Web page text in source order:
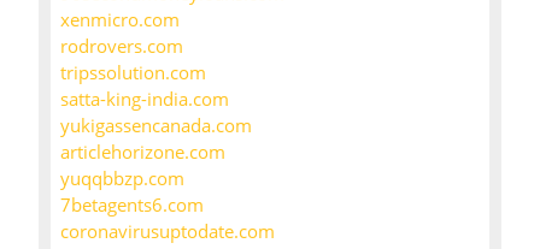
xenmicro.com
rodrovers.com
tripssolution.com
satta-king-india.com
yukigassencanada.com
articlehorizone.com
yuqqbbzp.com
7betagents6.com
coronavirusuptodate.com